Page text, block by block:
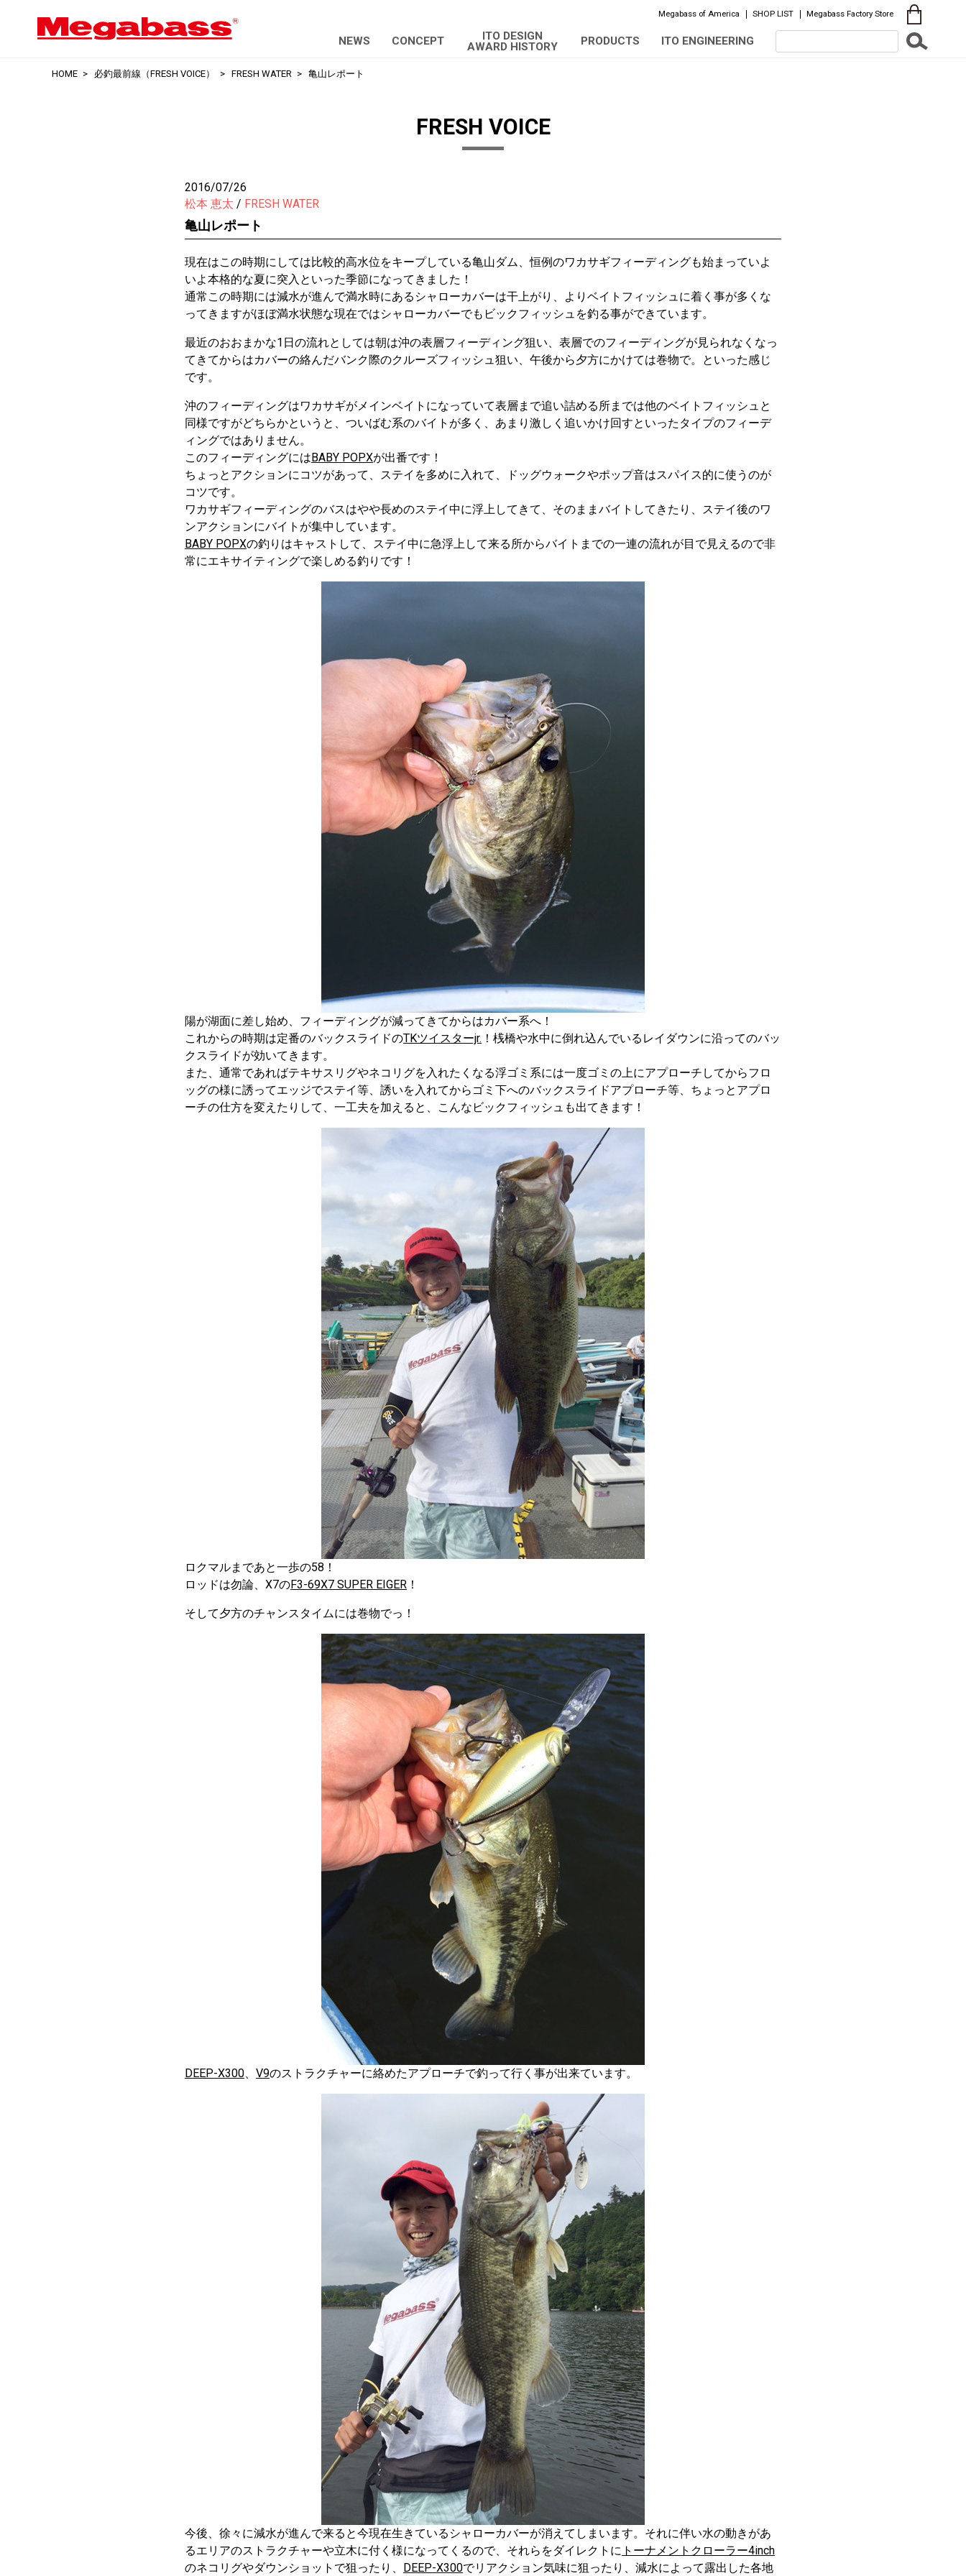
Megabass of America SHOP LIST Megabass Factory Store
NEWS CONCEPT
ITO DESIGN
AWARD HISTORY
PRODUCTS ITO ENGINEERING
HOME 必釣最前線（FRESH VOICE） FRESH WATER 亀山レポート
FRESH VOICE
2016/07/26
松本 恵太
FRESH WATER
亀山レポート
現在はこの時期にしては比較的高水位をキープしている亀山ダム、恒例のワカサギフィーディングも始まっていよ
いよ本格的な夏に突入といった季節になってきました！
通常この時期には減水が進んで満水時にあるシャローカバーは干上がり、よりベイトフィッシュに着く事が多くな
ってきますがほぼ満水状態な現在ではシャローカバーでもビックフィッシュを釣る事ができています。
最近のおおまかな1日の流れとしては朝は沖の表層フィーディング狙い、表層でのフィーディングが見られなくなっ
てきてからはカバーの絡んだバンク際のクルーズフィッシュ狙い、午後から夕方にかけては巻物で。といった感じ
です。
沖のフィーディングはワカサギがメインベイトになっていて表層まで追い詰める所までは他のベイトフィッシュと
同様ですがどちらかというと、ついばむ系のバイトが多く、あまり激しく追いかけ回すといったタイプのフィーデ
ィングではありません。
このフィーディングにはBABY POPXが出番です！
ちょっとアクションにコツがあって、ステイを多めに入れて、ドッグウォークやポップ音はスパイス的に使うのが
コツです。
ワカサギフィーディングのバスはやや長めのステイ中に浮上してきて、そのままバイトしてきたり、ステイ後のワ
ンアクションにバイトが集中しています。
BABY POPXの釣りはキャストして、ステイ中に急浮上して来る所からバイトまでの一連の流れが目で見えるので非
常にエキサイティングで楽しめる釣りです！
陽が湖面に差し始め、フィーディングが減ってきてからはカバー系へ！
これからの時期は定番のバックスライドのTKツイスターjr. ！桟橋や水中に倒れ込んでいるレイダウンに沿ってのバッ
クスライドが効いてきます。
また、通常であればテキサスリグやネコリグを入れたくなる浮ゴミ系には一度ゴミの上にアプローチしてからフロ
ッグの様に誘ってエッジでステイ等、誘いを入れてからゴミ下へのバックスライドアプローチ等、ちょっとアプロ
ーチの仕方を変えたりして、一工夫を加えると、こんなビックフィッシュも出てきます！
ロクマルまであと一歩の58！
ロッドは勿論、X7のF3-69X7 SUPER EIGER ！
そして夕方のチャンスタイムには巻物でっ！
DEEP-X300、 V9のストラクチャーに絡めたアプローチで釣って行く事が出来ています。
今後、徐々に減水が進んで来ると今現在生きているシャローカバーが消えてしまいます。それに伴い水の動きがあ
るエリアのストラクチャーや立木に付く様になってくるので、それらをダイレクトに トーナメントクローラー4inch
のネコリグやダウンショットで狙ったり、 DEEP-X300でリアクション気味に狙ったり、減水によって露出した各地